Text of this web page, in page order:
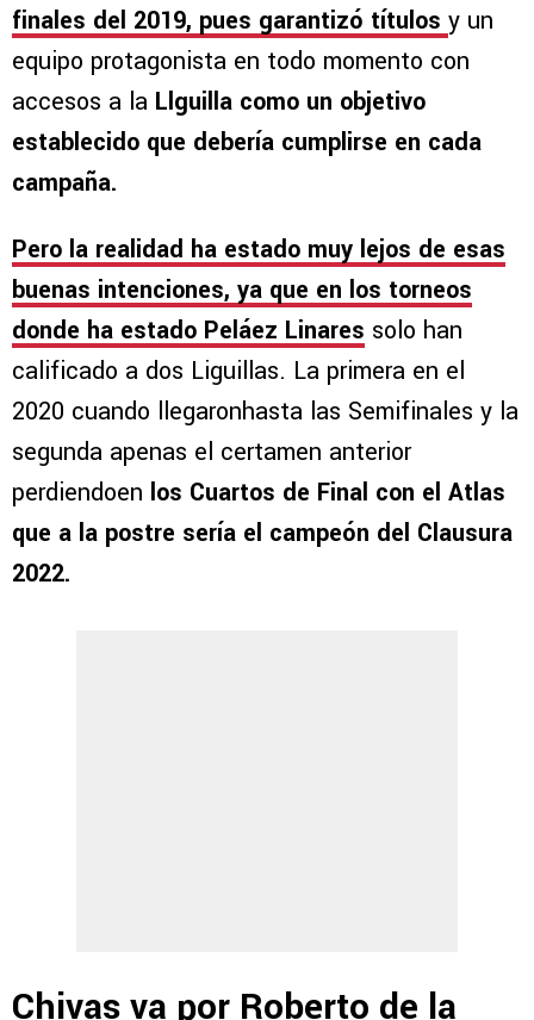
finales del 2019, pues garantizó títulos y un
equipo protagonista en todo momento con
accesos a la Llguilla como un objetivo
establecido que debería cumplirse en cada
campaña.
Pero la realidad ha estado muy lejos de esas
buenas intenciones, ya que en los torneos
donde ha estado Peláez Linares solo han
calificado a dos Liguillas. La primera en el
2020 cuando llegaronhasta las Semifinales y la
segunda apenas el certamen anterior
perdiendoen los Cuartos de Final con el Atlas
que a la postre sería el campeón del Clausura
2022.
Chivas va por Roberto de la